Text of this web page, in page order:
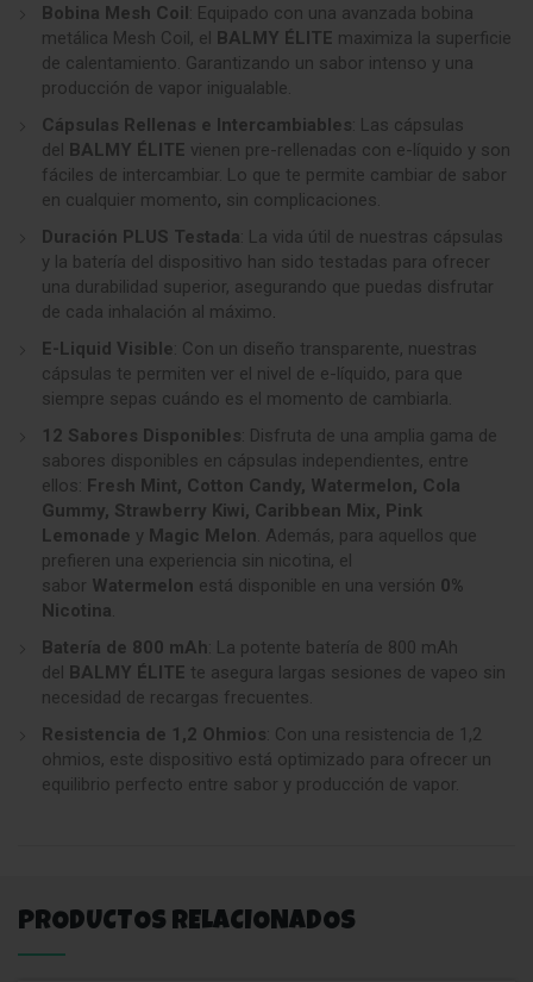
Bobina Mesh Coil: Equipado con una avanzada bobina
metálica Mesh Coil, el BALMY ÉLITE maximiza la superficie
de calentamiento. Garantizando un sabor intenso y una
producción de vapor inigualable.
Cápsulas Rellenas e Intercambiables: Las cápsulas
del BALMY ÉLITE vienen pre-rellenadas con e-líquido y son
fáciles de intercambiar. Lo que te permite cambiar de sabor
en cualquier momento, sin complicaciones.
Duración PLUS Testada: La vida útil de nuestras cápsulas
y la batería del dispositivo han sido testadas para ofrecer
una durabilidad superior, asegurando que puedas disfrutar
de cada inhalación al máximo.
E-Liquid Visible: Con un diseño transparente, nuestras
cápsulas te permiten ver el nivel de e-líquido, para que
siempre sepas cuándo es el momento de cambiarla.
12 Sabores Disponibles: Disfruta de una amplia gama de
sabores disponibles en cápsulas independientes, entre
ellos: Fresh Mint, Cotton Candy, Watermelon, Cola
Gummy, Strawberry Kiwi, Caribbean Mix, Pink
Lemonade y Magic Melon. Además, para aquellos que
prefieren una experiencia sin nicotina, el
sabor Watermelon está disponible en una versión 0%
Nicotina.
Batería de 800 mAh: La potente batería de 800 mAh
del BALMY ÉLITE te asegura largas sesiones de vapeo sin
necesidad de recargas frecuentes.
Resistencia de 1,2 Ohmios: Con una resistencia de 1,2
ohmios, este dispositivo está optimizado para ofrecer un
equilibrio perfecto entre sabor y producción de vapor.
PRODUCTOS RELACIONADOS